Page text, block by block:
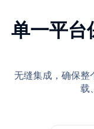
单一平台
无缝集成，确保整
载